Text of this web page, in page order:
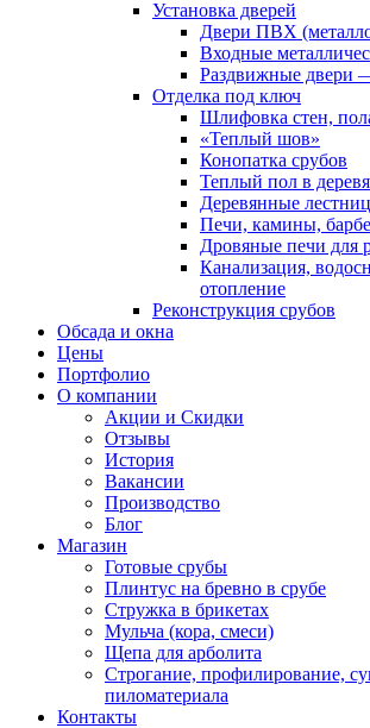
Установка дверей
Двери ПВХ
Входные
Раздвижные двери
Отделка под ключ
Шлифовка стен,
«Теплый шов»
Конопатка срубов
Теплый пол в
Деревянные
Печи, камины,
Дровяные печи для
Канализация,
отопление
Реконструкция срубов
Обсада и окна
Цены
Портфолио
О компании
Акции и Скидки
Отзывы
История
Вакансии
Производство
Блог
Магазин
Готовые срубы
Плинтус на бревно в срубе
Стружка в брикетах
Мульча (кора, смеси)
Щепа для арболита
Строгание, профилирование,
пиломатериала
Контакты